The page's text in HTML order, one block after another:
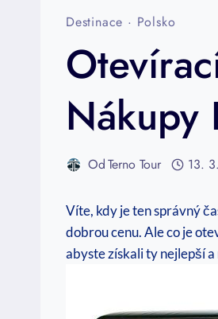
Destinace · Polsko
Nákupy
OdTerno Tour 13.
Víte, kdy je ten správný
dobrou cenu. Ale co je
abyste získali ty nejlepší